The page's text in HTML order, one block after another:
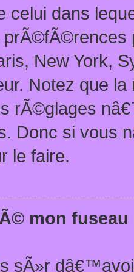
celui dans
prÃ©fÃ©rences
New York,
Notez que la
rÃ©glages
Donc si vous
le faire.
mon
sÃ»r